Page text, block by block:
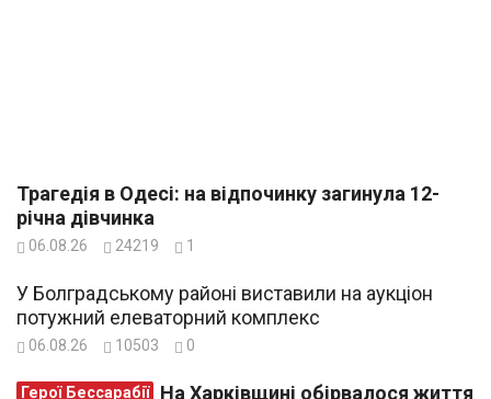
Трагедія в Одесі: на відпочинку загинула 12-
річна дівчинка
06.08.26 24219 1
У Болградському районі виставили на аукціон
потужний елеваторний комплекс
06.08.26 10503 0
Герої Бессарабії